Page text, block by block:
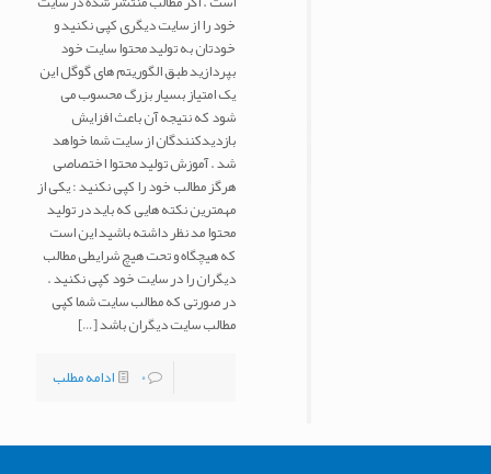
خود را از سایت دیگری کپی نکنید و
خودتان به تولید محتوا سایت خود
بپردازید طبق الگوریتم های گوگل این
یک امتیاز بسیار بزرگ محسوب می
شود که نتیجه آن باعث افزایش
بازدیدکنندگان از سایت شما خواهد
شد . آموزش تولید محتوا اختصاصی
هرگز مطالب خود را کپی نکنید : یکی از
مهمترین نکته هایی که باید در تولید
محتوا مد نظر داشته باشید این است
که هیچگاه و تحت هیچ شرایطی مطالب
دیگران را در سایت خود کپی نکنید .
در صورتی که مطالب سایت شما کپی
مطالب سایت دیگران باشد[…]
0
ادامه مطلب